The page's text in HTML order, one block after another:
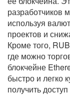
разработчиков
используя
проектов и
Кроме того,
где можно
блокчейне
быстро и легко
получить